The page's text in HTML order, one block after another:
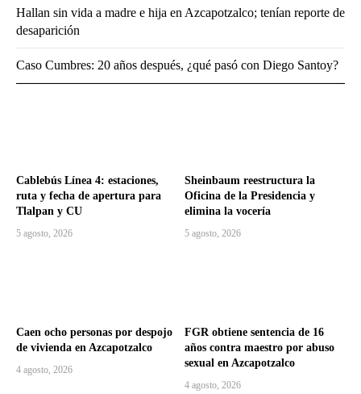
Cablebús Línea 4: estaciones,
ruta y fecha de apertura para
Tlalpan y CU
5 agosto, 2026
Sheinbaum reestructura la
Oficina de la Presidencia y
elimina la vocería
5 agosto, 2026
Caen ocho personas por despojo
de vivienda en Azcapotzalco
4 agosto, 2026
FGR obtiene sentencia de 16
años contra maestro por abuso
sexual en Azcapotzalco
4 agosto, 2026
Hallan sin vida a madre e hija en Azcapotzalco; tenían reporte de
desaparición
Caso Cumbres: 20 años después, ¿qué pasó con Diego Santoy?